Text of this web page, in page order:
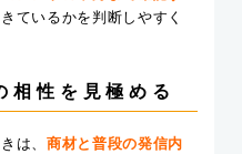
ているかを判断しやすく
相性を見極める
は、商材と普段の発信内